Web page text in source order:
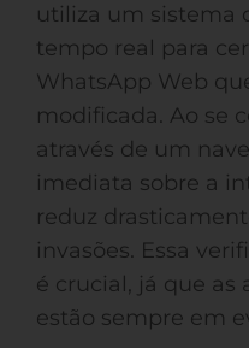
utiliza um sistema
tempo real para
WhatsApp Web
modificada. Ao se
através de um
imediata sobre a
reduz
invasões. Essa
é crucial, já que as
estão sempre em